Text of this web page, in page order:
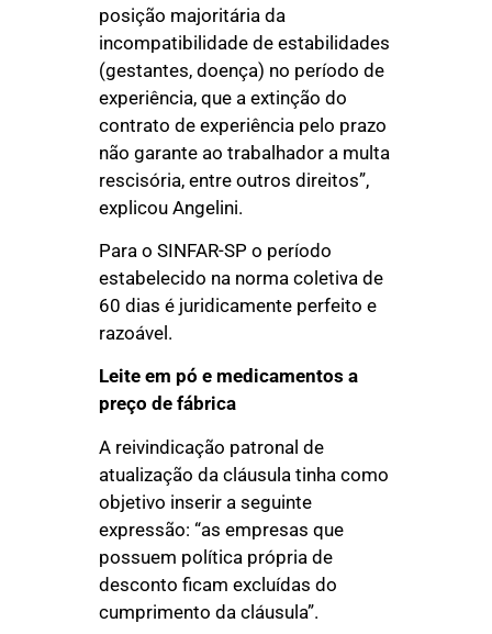
posição majoritária da
incompatibilidade de estabilidades
(gestantes, doença) no período de
experiência, que a extinção do
contrato de experiência pelo prazo
não garante ao trabalhador a multa
rescisória, entre outros direitos”,
explicou Angelini.
Para o SINFAR-SP o período
estabelecido na norma coletiva de
60 dias é juridicamente perfeito e
razoável.
Leite em pó e medicamentos a
preço de fábrica
A reivindicação patronal de
atualização da cláusula tinha como
objetivo inserir a seguinte
expressão: “as empresas que
possuem política própria de
desconto ficam excluídas do
cumprimento da cláusula”.